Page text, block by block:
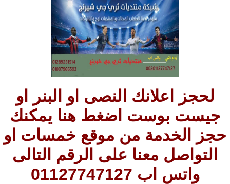
لحجز اعلانك النصى او البنر او
جيست بوست اضغط هنا يمكنك
حجز الخدمة من موقع خمسات او
التواصل معنا على الرقم التالى
واتس اب 01127747127